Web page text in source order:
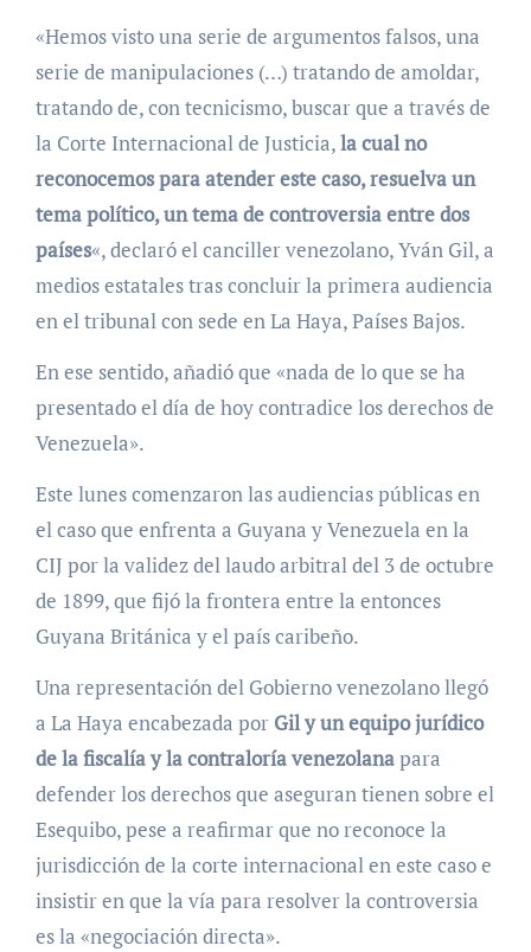
«Hemos visto una serie de argumentos falsos, una
serie de manipulaciones (…) tratando de amoldar,
tratando de, con tecnicismo, buscar que a través de
la Corte Internacional de Justicia,la cual no
reconocemos para atender este caso, resuelva un
tema político, un tema de controversia entre dos
países«, declaró el canciller venezolano, Yván Gil, a
medios estatales tras concluir la primera audiencia
en el tribunal con sede en La Haya, Países Bajos.
En ese sentido, añadió que «nada de lo que se ha
presentado el día de hoy contradice los derechos de
Venezuela».
Este lunes comenzaron las audiencias públicas en
el caso que enfrenta a Guyana y Venezuela en la
CIJ por la validez del laudo arbitral del 3 de octubre
de 1899, que fijó la frontera entre la entonces
Guyana Británica y el país caribeño.
Una representación del Gobierno venezolano llegó
a La Haya encabezada porGil y un equipo jurídico
de la fiscalía y la contraloría venezolanapara
defender los derechos que aseguran tienen sobre el
Esequibo, pese a reafirmar que no reconoce la
jurisdicción de la corte internacional en este caso e
insistir en que la vía para resolver la controversia
es la «negociación directa».